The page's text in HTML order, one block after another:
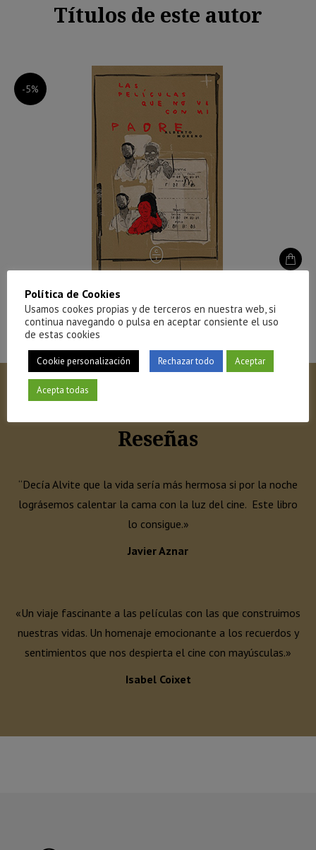
Títulos de este autor
-5%
Las películas que no vi con mi padre
21.00€El
original
era:
20.00€El
actual
es:
IVA inc.
Reseñas
“Decía Alvite que la vida sería más hermosa si por la noche
lográsemos calentar la cama con la luz del cine. Este libro
lo consigue.»
Javier Aznar
«Un viaje fascinante a las películas con las que construimos
nuestras vidas. Un homenaje emocionante a los recuerdos y
sentimientos que nos despierta el cine con mayúsculas.»
Isabel Coixet
Política de Cookies
Usamos cookes propias y de terceros en nuestra web, si
continua navegando o pulsa en aceptar consiente el uso
de estas cookies
Cookie personalización Rechazar todo Aceptar
Acepta todas